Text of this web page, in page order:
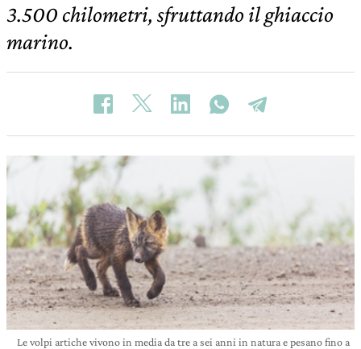
3.500 chilometri, sfruttando il ghiaccio
marino.
Le volpi artiche vivono in media da tre a sei anni in natura e pesano fino a